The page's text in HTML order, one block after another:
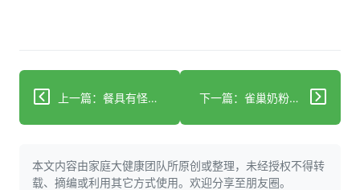
上一篇：餐具有怪味孩子总鼻炎？你家消毒柜可能正悄悄害人 下一篇：雀巢奶粉竟现问题原料？快查你家宝宝喝的批次！
本文内容由家庭大健康团队所原创或整理，未经授权不得转
载、摘编或利用其它方式使用。欢迎分享至朋友圈。